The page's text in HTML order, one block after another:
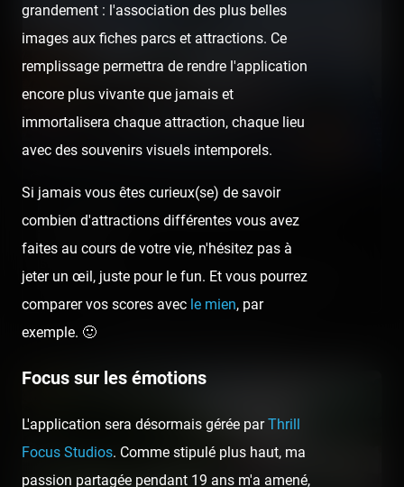
de Béziers. Ni trop grand, ni trop petit (de la même taille que la…
grandement : l'association des plus belles
images aux fiches parcs et attractions. Ce
remplissage permettra de rendre l'application
encore plus vivante que jamais et
immortalisera chaque attraction, chaque lieu
avec des souvenirs visuels intemporels.
Si jamais vous êtes curieux(se) de savoir
combien d'attractions différentes vous avez
faites au cours de votre vie, n'hésitez pas à
jeter un œil, juste pour le fun. Et vous pourrez
comparer vos scores avec le mien, par
exemple. 🙂
Focus sur les émotions
L'application sera désormais gérée parThrill
Focus Studios. Comme stipulé plus haut, ma
passion partagée pendant 19 ans m'a amené,